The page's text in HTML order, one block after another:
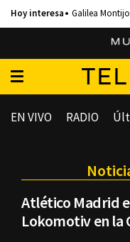
Galilea Montijo
EN VIVO RADIO
Atlético Madrid
Lokomotiv en la